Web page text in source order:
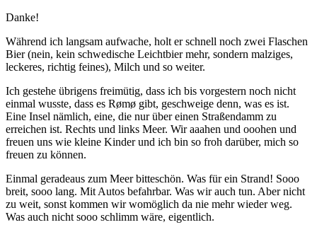
Danke!
Während ich langsam aufwache, holt er schnell noch zwei Flaschen
Bier (nein, kein schwedische Leichtbier mehr, sondern malziges,
leckeres, richtig feines), Milch und so weiter.
Ich gestehe übrigens freimütig, dass ich bis vorgestern noch nicht
einmal wusste, dass es Rømø gibt, geschweige denn, was es ist.
Eine Insel nämlich, eine, die nur über einen Straßendamm zu
erreichen ist. Rechts und links Meer. Wir aaahen und ooohen und
freuen uns wie kleine Kinder und ich bin so froh darüber, mich so
freuen zu können.
Einmal geradeaus zum Meer bitteschön. Was für ein Strand! Sooo
breit, sooo lang. Mit Autos befahrbar. Was wir auch tun. Aber nicht
zu weit, sonst kommen wir womöglich da nie mehr wieder weg.
Was auch nicht sooo schlimm wäre, eigentlich.